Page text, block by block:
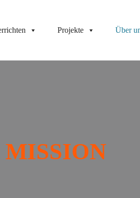
Projekte Über